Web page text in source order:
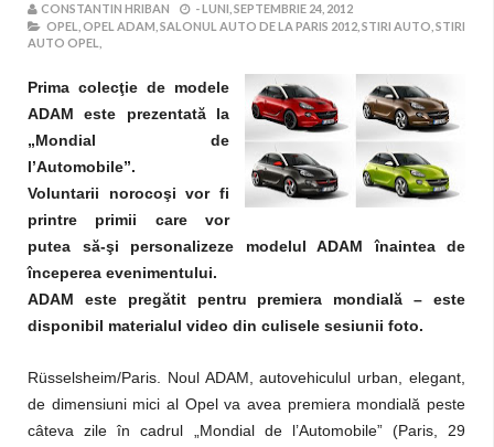
CONSTANTIN HRIBAN -LUNI, SEPTEMBRIE 24, 2012
OPEL, OPEL ADAM, SALONUL AUTO DE LA PARIS 2012, STIRI AUTO, STIRI
AUTO OPEL,
Prima colecţie de modele
ADAM este prezentată la
„Mondial de
l’Automobile”.
Voluntarii norocoşi vor fi
printre primii care vor
putea să-şi personalizeze modelul ADAM înaintea de
începerea evenimentului.
ADAM este pregătit pentru premiera mondială – este
disponibil materialul video din culisele sesiunii foto.
Rüsselsheim/Paris. Noul ADAM, autovehiculul urban, elegant,
de dimensiuni mici al Opel va avea premiera mondială peste
câteva zile în cadrul „Mondial de l’Automobile” (Paris, 29